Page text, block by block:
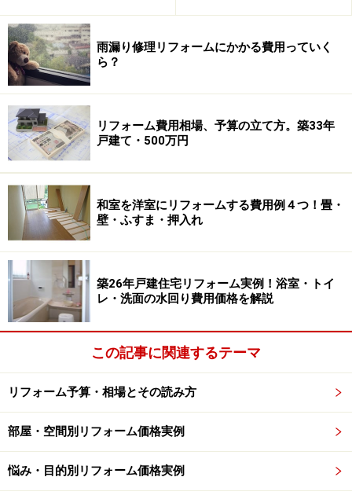
この介護改修の補助は原則1人1度までとなりますが、
「要支援」「要介護」のランクが3段階以上あがったと
き（例えば要介護1の人が要介護4になった場合など）
や、転居した場合などは改めて本制度が利用できるよう
になっています。
介護保険が適用になるリフォームには条件
がある
介護保険の制度を理解しておけば、リフォームの負担を軽く
することが出来ます。
介護保険が適用になる改修は、次のとおりです。
手すりの取り付け
内に設置する手すりの他、出入り口から道路までの
屋外手すりにも適用されます。
床段差の解消
引き戸レールや敷居の段差を撤去したり、玄関や浴
室、出入り口などの段差をスロープや踏み台、床工
雨漏り修理リフォームにかかる費用っていく
ら？
リフォーム費用相場、予算の立て方。築33年
戸建て・500万円
和室を洋室にリフォームする費用例４つ！畳・
壁・ふすま・押入れ
築26年戸建住宅リフォーム実例！浴室・トイ
レ・洗面の水回り費用価格を解説
この記事に関連するテーマ
リフォーム予算・相場とその読み方
部屋・空間別リフォーム価格実例
悩み・目的別リフォーム価格実例